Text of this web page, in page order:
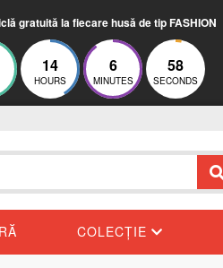
gratuită la fiecare husă de tip FASHION
14
HOURS
6
MINUTES
56
SECONDS
COLECȚIE